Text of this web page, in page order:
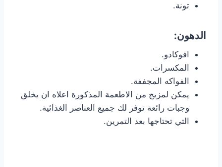
تونة.
الدهون:
افوكادو.
المكسرات.
الفواكه المجففة.
يمكن لمزيج من الاطعمة المذكورة اعلاه ان يخلق
وجبات رائعة توفر لك جميع العناصر الغذائية.
التي تحتاجها بعد التمرين.